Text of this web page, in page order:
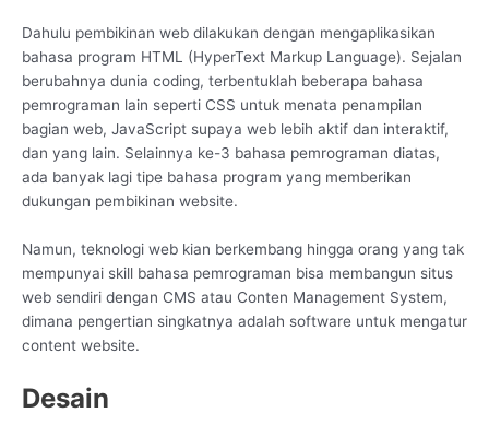
Dahulu pembikinan web dilakukan dengan mengaplikasikan
bahasa program HTML (HyperText Markup Language). Sejalan
berubahnya dunia coding, terbentuklah beberapa bahasa
pemrograman lain seperti CSS untuk menata penampilan
bagian web, JavaScript supaya web lebih aktif dan interaktif,
dan yang lain. Selainnya ke-3 bahasa pemrograman diatas,
ada banyak lagi tipe bahasa program yang memberikan
dukungan pembikinan website.
Namun, teknologi web kian berkembang hingga orang yang tak
mempunyai skill bahasa pemrograman bisa membangun situs
web sendiri dengan CMS atau Conten Management System,
dimana pengertian singkatnya adalah software untuk mengatur
content website.
Desain